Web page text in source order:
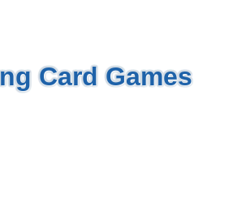
Card Games